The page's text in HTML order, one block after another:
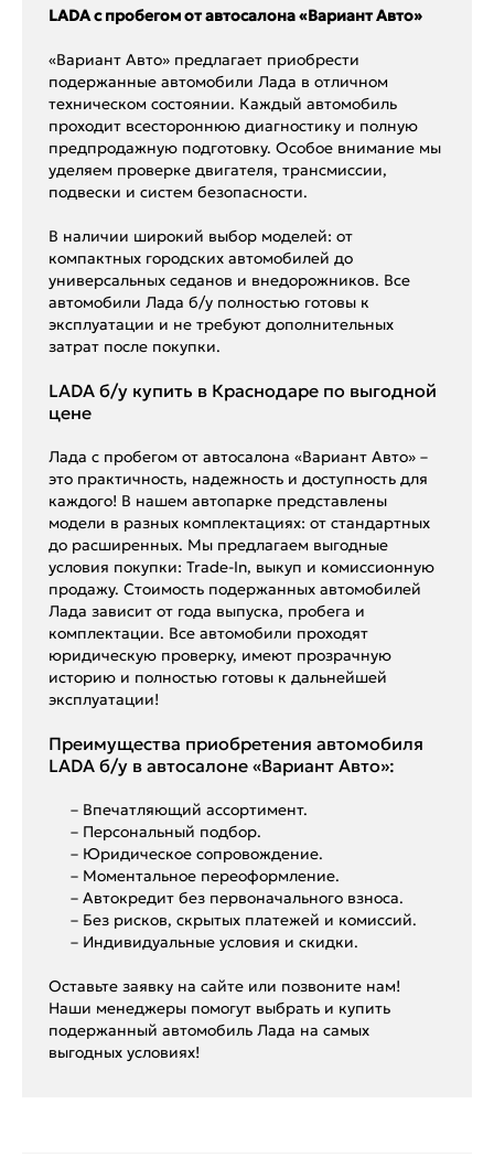
LADA с пробегом от автосалона «Вариант Авто»
«Вариант Авто» предлагает приобрести
подержанные автомобили Лада в отличном
техническом состоянии. Каждый автомобиль
проходит всестороннюю диагностику и полную
предпродажную подготовку. Особое внимание мы
уделяем проверке двигателя, трансмиссии,
подвески и систем безопасности.
В наличии широкий выбор моделей: от
компактных городских автомобилей до
универсальных седанов и внедорожников. Все
автомобили Лада б/у полностью готовы к
эксплуатации и не требуют дополнительных
затрат после покупки.
LADA б/у купить в Краснодаре по выгодной
цене
Лада с пробегом от автосалона «Вариант Авто» –
это практичность, надежность и доступность для
каждого! В нашем автопарке представлены
модели в разных комплектациях: от стандартных
до расширенных. Мы предлагаем выгодные
условия покупки: Trade-In, выкуп и комиссионную
продажу. Стоимость подержанных автомобилей
Лада зависит от года выпуска, пробега и
комплектации. Все автомобили проходят
юридическую проверку, имеют прозрачную
историю и полностью готовы к дальнейшей
эксплуатации!
Преимущества приобретения автомобиля
LADA б/у в автосалоне «Вариант Авто»:
– Впечатляющий ассортимент.
– Персональный подбор.
– Юридическое сопровождение.
– Моментальное переоформление.
– Автокредит без первоначального взноса.
– Без рисков, скрытых платежей и комиссий.
– Индивидуальные условия и скидки.
Оставьте заявку на сайте или позвоните нам!
Наши менеджеры помогут выбрать и купить
подержанный автомобиль Лада на самых
выгодных условиях!